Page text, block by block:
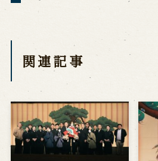
メールフォ
求人情報
※株式会社うずのくに南あわじの求人
関連記事